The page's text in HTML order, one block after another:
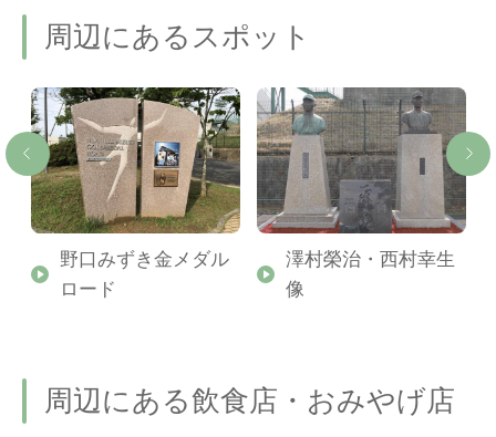
周辺にあるスポット
野口みずき金メダル
ロード
澤村榮治・西村幸生
像
周辺にある飲食店・おみやげ店